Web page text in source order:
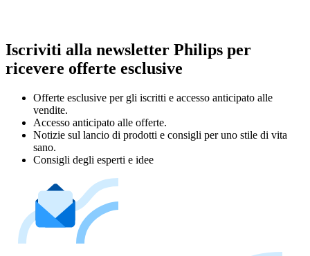
Iscriviti alla newsletter Philips per
ricevere offerte esclusive
Offerte esclusive per gli iscritti e accesso anticipato alle
vendite.
Accesso anticipato alle offerte.
Notizie sul lancio di prodotti e consigli per uno stile di vita
sano.
Consigli degli esperti e idee